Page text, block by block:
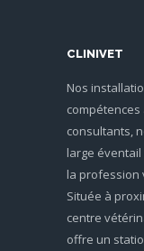
CLINIVET
Nos
consultants,
large éventail
la profession
Située à
centre
offre un